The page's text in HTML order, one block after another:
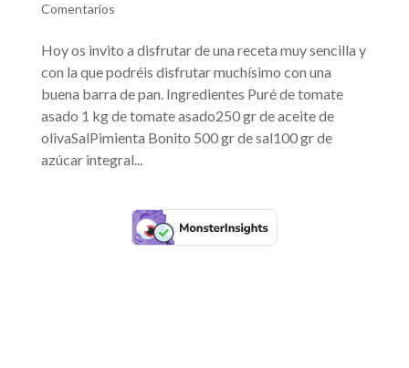
Comentarios
Hoy os invito a disfrutar de una receta muy sencilla y
con la que podréis disfrutar muchísimo con una
buena barra de pan. Ingredientes Puré de tomate
asado 1 kg de tomate asado250 gr de aceite de
olivaSalPimienta Bonito 500 gr de sal100 gr de
azúcar integral...